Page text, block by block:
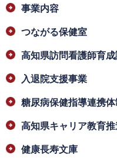
事業内容
つながる保健室
高知県訪問看護師育
入退院支援事業
糖尿病保健指導連携
高知県キャリア教育
健康長寿文庫